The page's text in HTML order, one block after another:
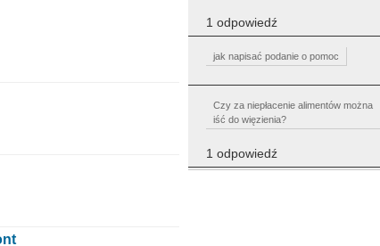
1 odpowiedź
jak napisać podanie o pomoc
Czy za niepłacenie alimentów można
iść do więzienia?
1 odpowiedź